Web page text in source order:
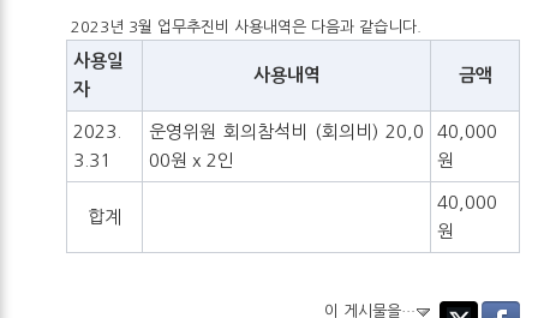
2023년 3월 업무추진비 사용내역은 다음과 같습니다.
사용일
자
사용내역 금액
2023.
3.31
운영위원 회의참석비 (회의비) 20,0
00원 x 2인
40,000
원
합계
40,000
원
이 게시물을…